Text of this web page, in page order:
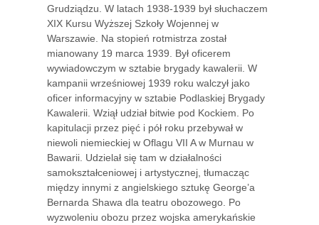
Grudziądzu. W latach 1938-1939 był słuchaczem
XIX Kursu Wyższej Szkoły Wojennej w
Warszawie. Na stopień rotmistrza został
mianowany 19 marca 1939. Był oficerem
wywiadowczym w sztabie brygady kawalerii. W
kampanii wrześniowej 1939 roku walczył jako
oficer informacyjny w sztabie Podlaskiej Brygady
Kawalerii. Wziął udział bitwie pod Kockiem. Po
kapitulacji przez pięć i pół roku przebywał w
niewoli niemieckiej w Oflagu VII A w Murnau w
Bawarii. Udzielał się tam w działalności
samokształceniowej i artystycznej, tłumacząc
między innymi z angielskiego sztukę George’a
Bernarda Shawa dla teatru obozowego. Po
wyzwoleniu obozu przez wojska amerykańskie